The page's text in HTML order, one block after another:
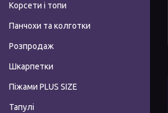
Корсети і топи
Панчохи та колготки
Розпродаж
Шкарпетки
Піжами PLUS SIZE
Тапулі